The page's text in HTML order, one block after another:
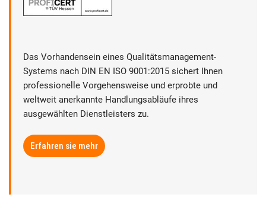
Das Vorhandensein eines Qualitätsmanagement-
Systems nach DIN EN ISO 9001:2015 sichert Ihnen
professionelle Vorgehensweise und erprobte und
weltweit anerkannte Handlungsabläufe ihres
ausgewählten Dienstleisters zu.
Erfahren sie mehr